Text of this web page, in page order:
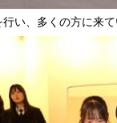
い、多くの方に来て